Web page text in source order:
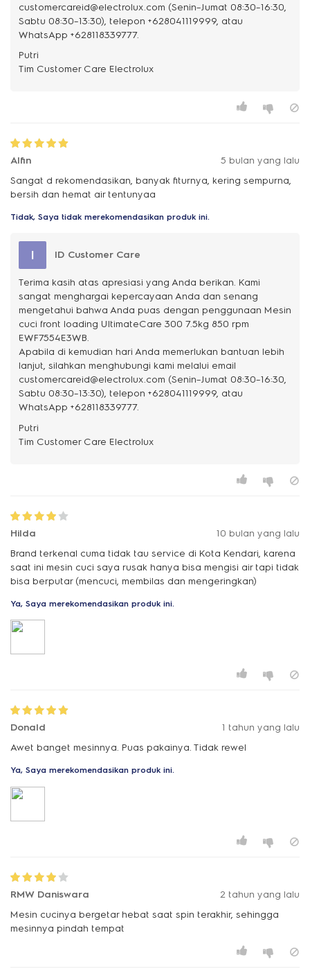
customercareid@electrolux.com (Senin–Jumat 08:30–16:30,
Sabtu 08:30–13:30), telepon +628041119999, atau
WhatsApp +628118339777.
Putri
Alfin
5 bulan yang lalu
Sangat d rekomendasikan, banyak fiturnya, kering sempurna,
bersih dan hemat air tentunyaa
Tidak, Saya tidak merekomendasikan produk ini.
I ID Customer Care
Terima kasih atas apresiasi yang Anda berikan. Kami
sangat menghargai kepercayaan Anda dan senang
mengetahui bahwa Anda puas dengan penggunaan Mesin
cuci front loading UltimateCare 300 7.5kg 850 rpm
EWF7554E3WB.
Apabila di kemudian hari Anda memerlukan bantuan lebih
lanjut, silahkan menghubungi kami melalui email
customercareid@electrolux.com (Senin–Jumat 08:30–16:30,
Sabtu 08:30–13:30), telepon +628041119999, atau
WhatsApp +628118339777.
Putri
Hilda
10 bulan yang lalu
Brand terkenal cuma tidak tau service di Kota Kendari, karena
saat ini mesin cuci saya rusak hanya bisa mengisi air tapi tidak
bisa berputar (mencuci, membilas dan mengeringkan)
Ya, Saya merekomendasikan produk ini.
Donald
1 tahun yang lalu
Awet banget mesinnya. Puas pakainya. Tidak rewel
Ya, Saya merekomendasikan produk ini.
RMW Daniswara
2 tahun yang lalu
Mesin cucinya bergetar hebat saat spin terakhir, sehingga
mesinnya pindah tempat